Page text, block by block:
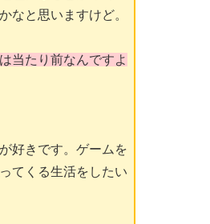
なと思いますけど。
当たり前なんですよ
好きです。ゲームを
てくる生活をしたい